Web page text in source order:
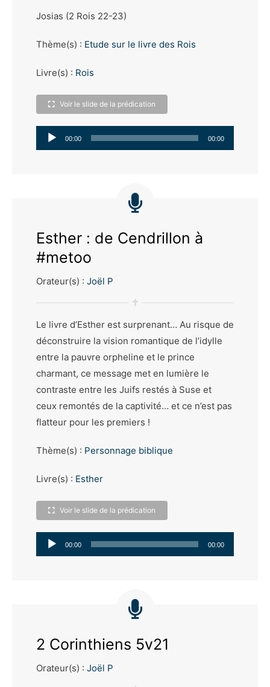
Josias (2 Rois 22-23)
Thème(s) : Etude sur le livre des Rois
Livre(s) : Rois
Voir le slide de la prédication
Lecteur
00:00 00:00
Esther : de Cendrillon à
#metoo
Orateur(s) : Joël P
Le livre d’Esther est surprenant… Au risque de
déconstruire la vision romantique de l’idylle
entre la pauvre orpheline et le prince
charmant, ce message met en lumière le
contraste entre les Juifs restés à Suse et
ceux remontés de la captivité… et ce n’est pas
flatteur pour les premiers !
Thème(s) : Personnage biblique
Livre(s) : Esther
Voir le slide de la prédication
Lecteur
00:00 00:00
2 Corinthiens 5v21
Orateur(s) : Joël P